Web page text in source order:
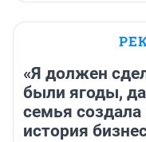
«Я должен
были ягоды,
семья
история